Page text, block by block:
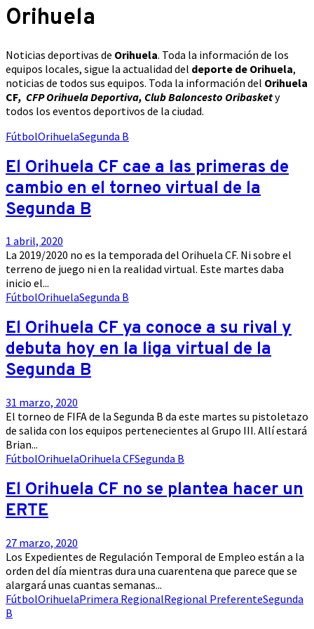
Orihuela
Noticias deportivas de Orihuela. Toda la información de los
equipos locales, sigue la actualidad del deporte de Orihuela,
noticias de todos sus equipos. Toda la información del Orihuela
CF, CFP Orihuela Deportiva, Club Baloncesto Oribaskety
todos los eventos deportivos de la ciudad.
FútbolOrihuelaSegunda B
El Orihuela CF cae a las primeras de
cambio en el torneo virtual de la
Segunda B
1 abril, 2020
La 2019/2020 no es la temporada del Orihuela CF. Ni sobre el
terreno de juego ni en la realidad virtual. Este martes daba
inicio el...
FútbolOrihuelaSegunda B
El Orihuela CF ya conoce a su rival y
debuta hoy en la liga virtual de la
Segunda B
31 marzo, 2020
El torneo de FIFA de la Segunda B da este martes su pistoletazo
de salida con los equipos pertenecientes al Grupo III. Allí estará
Brian...
FútbolOrihuelaOrihuela CFSegunda B
El Orihuela CF no se plantea hacer un
ERTE
27 marzo, 2020
Los Expedientes de Regulación Temporal de Empleo están a la
orden del día mientras dura una cuarentena que parece que se
alargará unas cuantas semanas...
FútbolOrihuelaPrimera RegionalRegional PreferenteSegunda
B